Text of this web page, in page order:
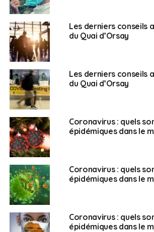
SUJETS ASSOCIÉS: AIDES COVID-19
Les derniers conseils
du Quai d’Orsay
Les derniers conseils
du Quai d’Orsay
Coronavirus : quels
épidémiques dans le
Coronavirus : quels
épidémiques dans le
Coronavirus : quels
épidémiques dans le